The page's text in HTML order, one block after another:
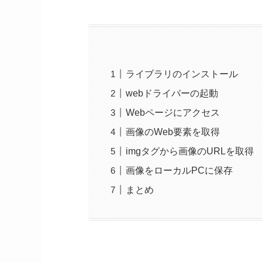
ライブラリのインストール
webドライバーの起動
Webページにアクセス
画像のWeb要素を取得
imgタグから画像のURLを取得
画像をローカルPCに保存
まとめ